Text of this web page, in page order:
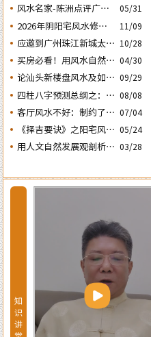
风水名家-陈洲点评广州
广交会芭洲交易中心大楼
的风水态势
05/31
2026年阴阳宅风水修造
动土入宅择吉需知
11/09
应邀到广州珠江新城太平
洋金融大厦堪舆调理风水
10/28
买房必看！用风水自然环
境观教你怎样选购住宅房
子及正确的装修布局规划
04/30
论汕头新楼盘风水及如何
正确化解“门、主、灶”
的煞气
09/29
四柱八字预测总纲之：生
成四柱八字的依据及日月
五星主政的各自特性……
08/08
客厅风水不好：制约了家
庭运势及汕头经济发
07/04
《择吉要诀》之阳宅风水
择日法
05/24
用人文自然发展观剖析相 03/28
知
识
讲